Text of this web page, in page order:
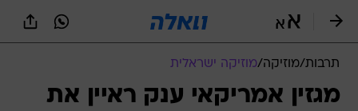
תרבות/מוזיקה/מוזיקה ישראלית
מגזין אמריקאי ענק ראיין את